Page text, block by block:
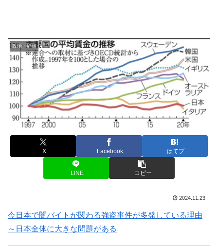
政治・経済
X Facebook はてブ
LINE コピー
2024.11.23
今日本で闇バイトが関わる強盗事件が多発している理由
～日本全体に大きな問題がある